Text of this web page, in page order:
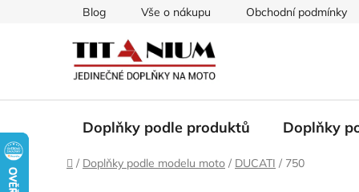
Blog Vše o nákupu Obchodní podmínky
Doplňky podle produktů Doplňky
Domů
/ Doplňky podle modelu moto / DUCATI / 750